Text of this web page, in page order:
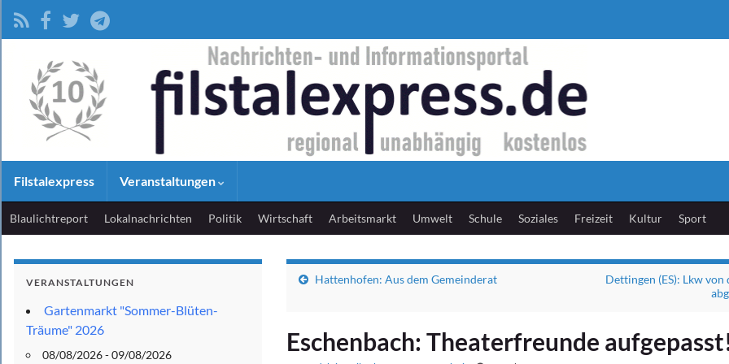
Filstalexpress Veranstaltungen
Blaulichtreport Lokalnachrichten Politik Wirtschaft Arbeitsmarkt Umwelt Schule Soziales Freizeit Kultur Sport
Hattenhofen: Aus dem Gemeinderat
Dettingen (ES): Lkw
Eschenbach: Theaterfreunde
VERANSTALTUNGEN
Gartenmarkt "Sommer-Blüten-
Träume" 2026
08/08/2026 - 09/08/2026